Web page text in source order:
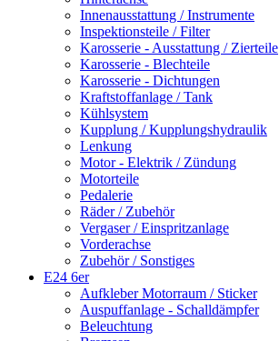
Innenausstattung / Instrumente
Inspektionsteile / Filter
Karosserie - Ausstattung / Zierteile
Karosserie - Blechteile
Karosserie - Dichtungen
Kraftstoffanlage / Tank
Kühlsystem
Kupplung / Kupplungshydraulik
Lenkung
Motor - Elektrik / Zündung
Motorteile
Pedalerie
Räder / Zubehör
Vergaser / Einspritzanlage
Vorderachse
Zubehör / Sonstiges
E24 6er
Aufkleber Motorraum / Sticker
Auspuffanlage - Schalldämpfer
Beleuchtung